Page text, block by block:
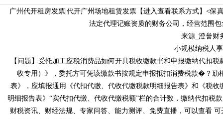
广州代开租房发票|代开广州场地租赁发票【进入查看联系方式】<
法定代理记账资质的财务公司，经营范围包含
来源_澄誉财
小规模纳税人
【问题】受托加工应税消费品如何开具税收缴款书和申报缴纳代扣税
收专用）》，委托方可凭该缴款书按规定申报抵扣消费税款
表》，应填报通用《代扣代缴、代收代缴税款明细报告表》和《税
明细报告表》“实代扣代缴、代收代缴税额”栏的合计数，缴纳代扣税
财税资讯、财经法规、专家问答、能力测评、免费直播，